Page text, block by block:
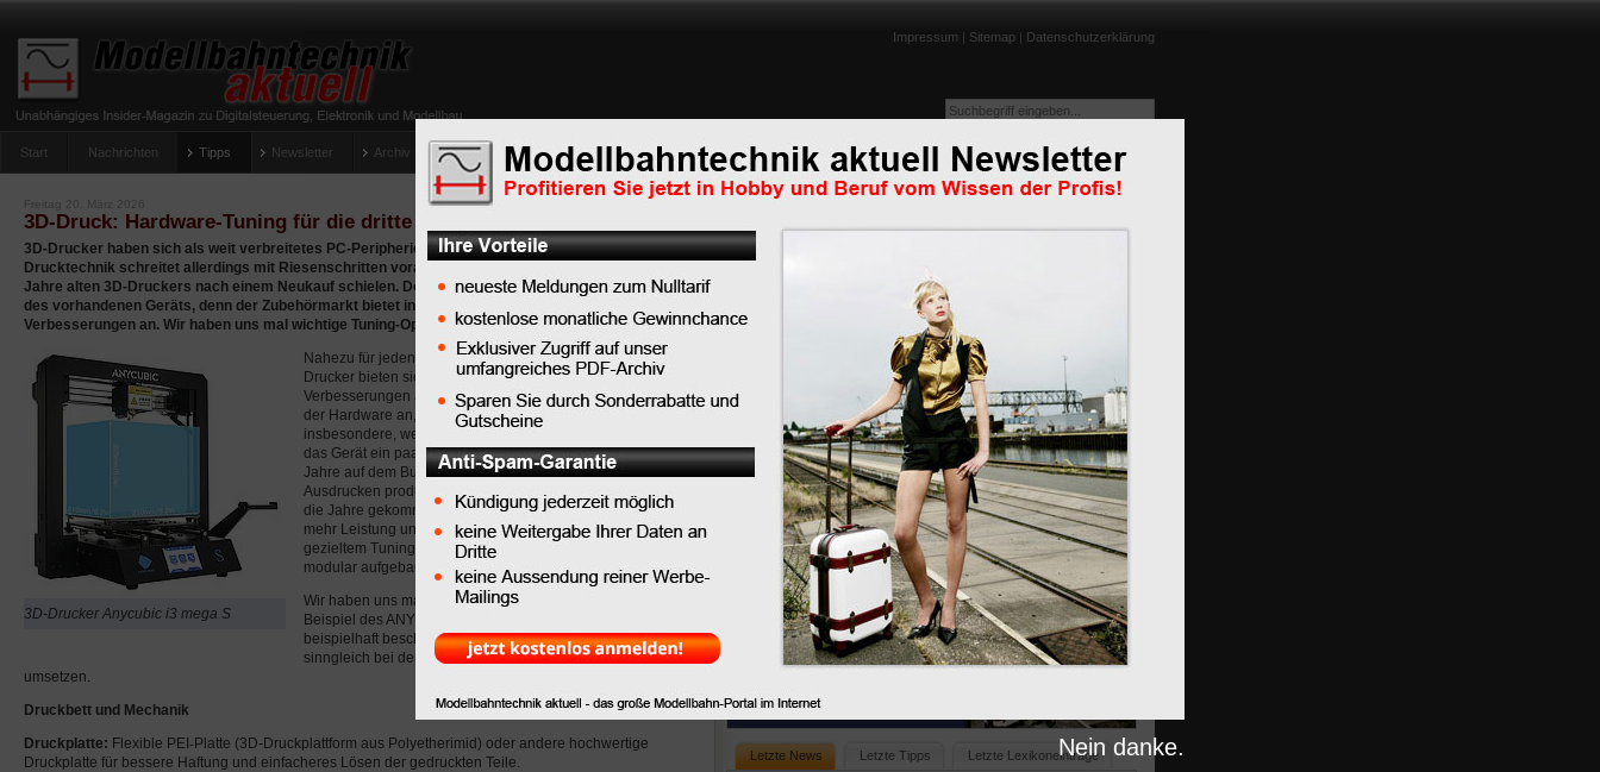
Impressum | Sitemap | Datenschutzerklärung
Start Nachrichten Tipps Newsletter Archiv Magazin Anlagenportraits Lexikon Tests Links Downloads Humor
Top-News
Weltpremiere in Chemnitz: PIKO begeistert Gäste aus
ganz Deutschland mit neuer TT-Lok BR 91.3 DR
PIKO präsentiert die neue BR 119 im DB Museum
LILIPUT - Auslieferungen Schwerlast-Flachwagen
PIKO bringt Eisenbahngeschichte zum Leben - BR 119
feiert Premiere in Koblenz
Letzte News Letzte Tipps Letzte Lexikoneinträge
Freitag 20. März 2026
3D-Druck: Hardware-Tuning für die dritte Dimension
3D-Drucker haben sich als weit verbreitetes PC-Peripheriegerät etabliert. Die Entwicklung der 3D-
Drucktechnik schreitet allerdings mit Riesenschritten voran, sodass oft schon Anwender eines 2
Jahre alten 3D-Druckers nach einem Neukauf schielen. Doch viel günstiger ist das gezielte Tuning
des vorhandenen Geräts, denn der Zubehörmarkt bietet inzwischen eine immense Auswahl an
Verbesserungen an. Wir haben uns mal wichtige Tuning-Optionen genauer angeschaut.
3D-Drucker Anycubic i3 mega S
Nahezu für jeden 3D-
Drucker bieten sich
Verbesserungen an
der Hardware an,
insbesondere, wenn
das Gerät ein paar
Jahre auf dem Buckel hat oder schon eine hohe Zahl von
Ausdrucken produziert wurde. Ist ein 3D-Drucker etwas in
die Jahre gekommen oder es besteht der Wunsch nach
mehr Leistung und besseren Ergebnissen, können Sie mit
gezieltem Tuning viel erreichen, denn 3D-Drucker sind sehr
modular aufgebaut.
Wir haben uns mal die entsprechenden Möglichkeiten am
Beispiel des ANYCUBIC i3 Mega S angeschaut. Die
beispielhaft beschriebenen Tuning-Optionen lassen sich
sinngleich bei den meisten 3D-Drucker ganz oder teilweise
umsetzen.
Druckbett und Mechanik
Druckplatte: Flexible PEI ‑Platte (3D-Druckplattform aus Polyetherimid) oder andere hochwertige
Druckplatte für bessere Haftung und einfacheres Lösen der gedruckten Teile.
Nein danke.